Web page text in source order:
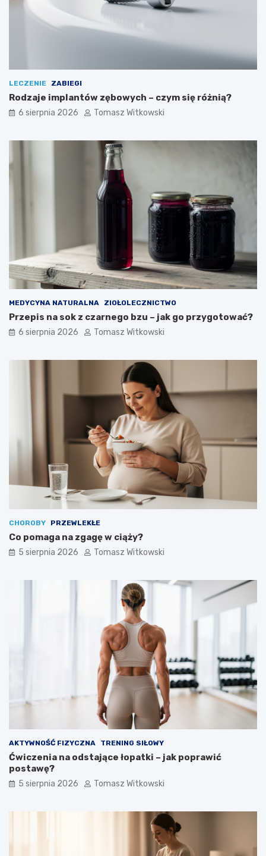
LECZENIE ZABIEGI
Rodzaje implantów zębowych – czym się różnią?
6 sierpnia 2026 Tomasz Witkowski
MEDYCYNA NATURALNA ZIOŁOLECZNICTWO
Przepis na sok z czarnego bzu – jak go przygotować?
6 sierpnia 2026 Tomasz Witkowski
CHOROBY PRZEWLEKŁE
Co pomaga na zgagę w ciąży?
5 sierpnia 2026 Tomasz Witkowski
AKTYWNOŚĆ FIZYCZNA TRENING SIŁOWY
Ćwiczenia na odstające łopatki – jak poprawić
postawę?
5 sierpnia 2026 Tomasz Witkowski